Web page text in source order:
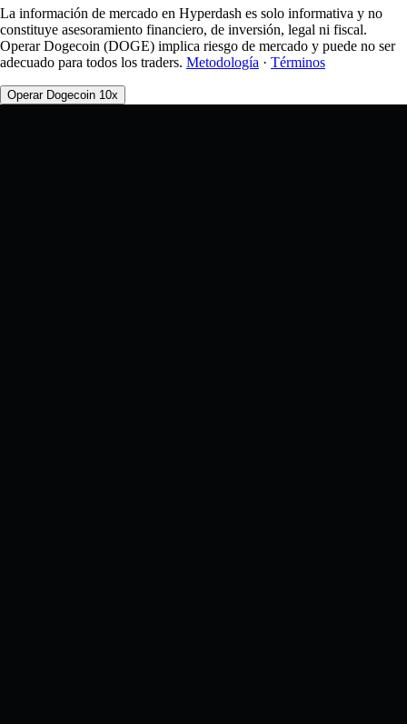
La información de mercado en Hyperdash es solo informativa y no
constituye asesoramiento financiero, de inversión, legal ni fiscal.
Operar Dogecoin (DOGE) implica riesgo de mercado y puede no ser
adecuado para todos los traders. Metodología · Términos
Operar Dogecoin 10x